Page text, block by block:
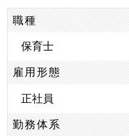
職種
保育士
雇用形態
正社員
勤務体系